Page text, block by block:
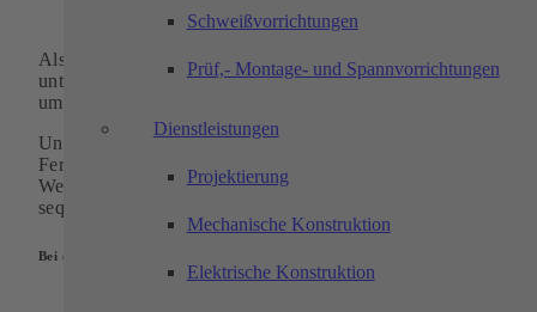
Schweißvorrichtungen
Prüf,- Montage- und Spannvorrichtungen
Dienstleistungen
Projektierung
Mechanische Konstruktion
Elektrische Konstruktion
Als Partner für mechanische Präzisionsfertigung und
unterschiedlichsterBranchenverfügen wir über ein
umfangreiches Leistungsangebot.
Unser Portfolio deckt den gesamten Herstellprozess Ihrer
Fertigungsteile ab, von der Beschaffung des richtigen
Werkstoffs bis zur Anlieferung „just in time“ bzw. „just in
sequence“.
Bei der Prozessunterstützung profitieren unsere Kunden von: